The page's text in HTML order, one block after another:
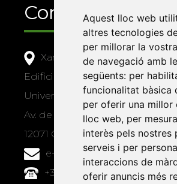
Aquest lloc web
altres tecnologies
per millorar la
de navegació amb
següents: per
funcionalitat bàsica
per oferir una millor
lloc web, per
interès pels nostres
serveis i per
interaccions de
oferir anuncis més
Contacte
Xarxa Vives d'Universitats
Edifici Àgora
Universitat Jaume I, local 10
Av. de Vicent Sos Baynat, s/n
12071 Castelló de la Plana
e-buc@vives.org
+34 964 72 89 93